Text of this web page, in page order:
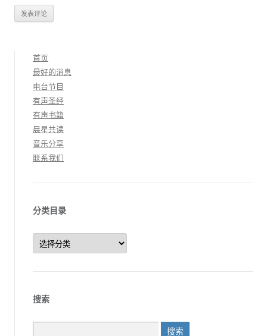
首页
最好的消息
电台节目
有声圣经
有声书籍
晨星共读
音乐分享
联系我们
分类目录
分
类
目
搜索